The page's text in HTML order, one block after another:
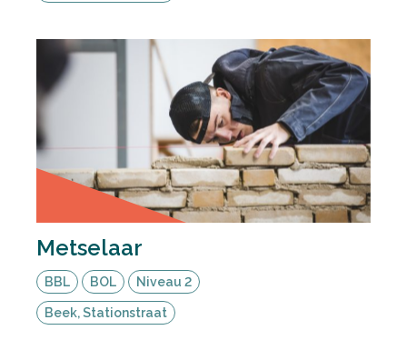
Metselaar
BBL BOL Niveau 2
Beek, Stationstraat